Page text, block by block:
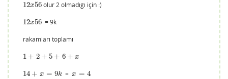
12x56
12x56 olur 2 olmadıgı için :)
12x56
12x56 = 9k
rakamları toplamı
1 + 2 + 5 + 6 + x
1 +2 +5 +6 +x
14 + x = 9k
14 +x=9 =x = 4
x= 4